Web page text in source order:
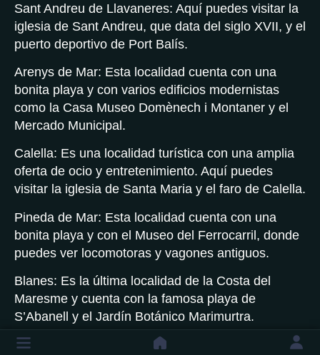
Sant Andreu de Llavaneres: Aquí puedes visitar la
iglesia de Sant Andreu, que data del siglo XVII, y el
puerto deportivo de Port Balís.
Arenys de Mar: Esta localidad cuenta con una
bonita playa y con varios edificios modernistas
como la Casa Museo Domènech i Montaner y el
Mercado Municipal.
Calella: Es una localidad turística con una amplia
oferta de ocio y entretenimiento. Aquí puedes
visitar la iglesia de Santa Maria y el faro de Calella.
Pineda de Mar: Esta localidad cuenta con una
bonita playa y con el Museo del Ferrocarril, donde
puedes ver locomotoras y vagones antiguos.
Blanes: Es la última localidad de la Costa del
Maresme y cuenta con la famosa playa de
S’Abanell y el Jardín Botánico Marimurtra.